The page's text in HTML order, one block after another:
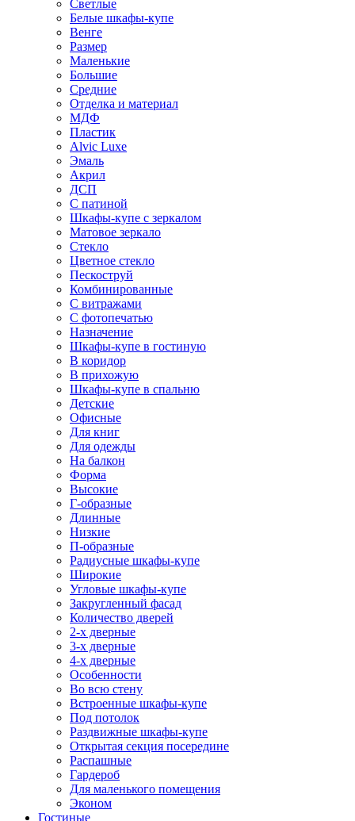
Светлые
Белые шкафы-купе
Венге
Размер
Маленькие
Большие
Средние
Отделка и материал
МДФ
Пластик
Alvic Luxe
Эмаль
Акрил
ДСП
С патиной
Шкафы-купе с зеркалом
Матовое зеркало
Стекло
Цветное стекло
Пескоструй
Комбинированные
С витражами
С фотопечатью
Назначение
Шкафы-купе в гостиную
В коридор
В прихожую
Шкафы-купе в спальню
Детские
Офисные
Для книг
Для одежды
На балкон
Форма
Высокие
Г-образные
Длинные
Низкие
П-образные
Радиусные шкафы-купе
Широкие
Угловые шкафы-купе
Закругленный фасад
Количество дверей
2-х дверные
3-х дверные
4-х дверные
Особенности
Во всю стену
Встроенные шкафы-купе
Под потолок
Раздвижные шкафы-купе
Открытая секция посередине
Распашные
Гардероб
Для маленького помещения
Эконом
Гостиные